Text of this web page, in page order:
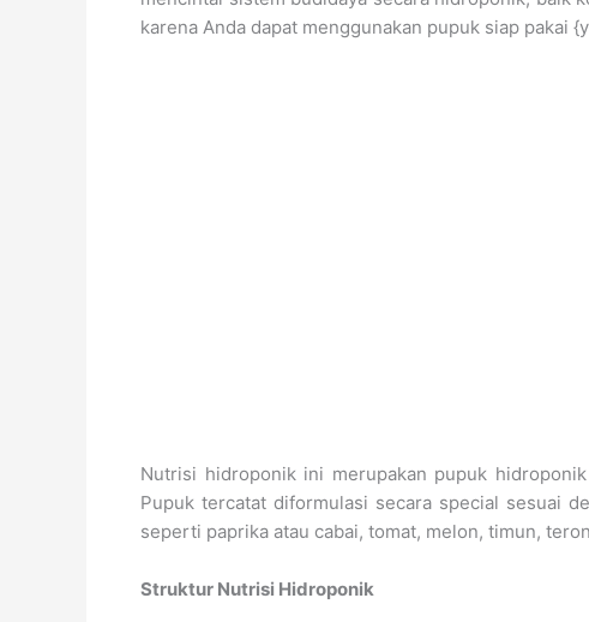
karena Anda dapat menggunakan pupuk siap pakai
Nutrisi hidroponik ini merupakan pupuk
Pupuk tercatat diformulasi secara special sesuai
seperti paprika atau cabai, tomat, melon, timun,
Struktur Nutrisi Hidroponik